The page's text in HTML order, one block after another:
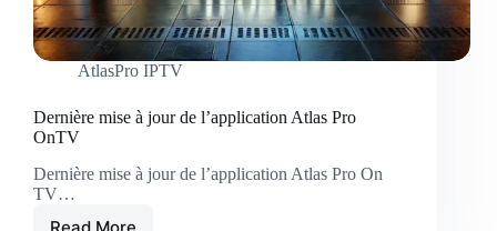
AtlasPro IPTV
Dernière mise à jour de l’application Atlas Pro
OnTV
Dernière mise à jour de l’application Atlas Pro On
TV…
Read More